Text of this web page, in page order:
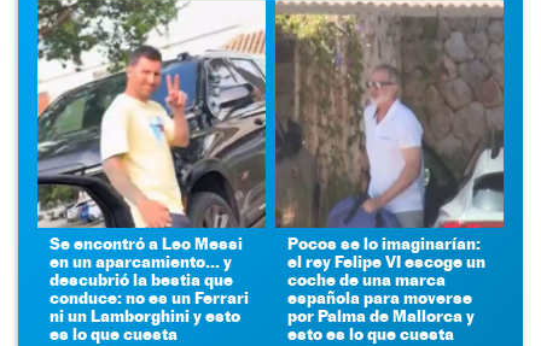
Se encontró a Leo Messi
en un aparcamiento... y
descubrió la bestia que
conduce: no es un Ferrari
ni un Lamborghini y esto
es lo que cuesta
Pocos se lo imaginarían:
el rey Felipe VI escoge un
coche de una marca
española para moverse
por Palma de Mallorca y
esto es lo que cuesta